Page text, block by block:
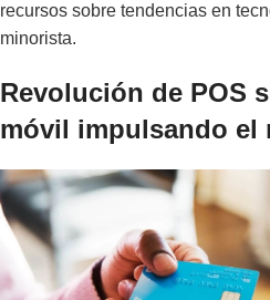
recursos sobre tendencias en
minorista.
Revolución de POS
móvil impulsando el